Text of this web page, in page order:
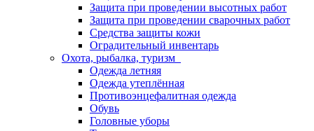
Защита при проведении высотных работ
Защита при проведении сварочных работ
Средства защиты кожи
Оградительный инвентарь
Охота, рыбалка, туризм
Одежда летняя
Одежда утеплённая
Противоэнцефалитная одежда
Обувь
Головные уборы